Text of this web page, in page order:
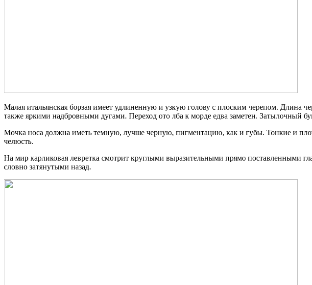
Малая итальянская борзая имеет удлиненную и узкую голову с плоским черепом. Длина
также яркими надбровными дугами. Переход ото лба к морде едва заметен. Затылочный
Мочка носа должна иметь темную, лучше черную, пигментацию, как и губы. Тонкие и
челюсть.
На мир карликовая левретка смотрит круглыми выразительными прямо поставленными
словно затянутыми назад.